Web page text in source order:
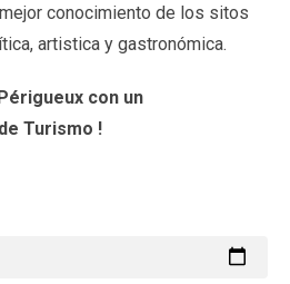
conocimiento de los sitos
artistica y gastronómica.
con un
Turismo !